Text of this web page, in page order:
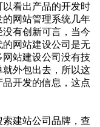
以看出产品的开发时
网站管理系统几年
有创新可言，当今
网站建设公司是无
站建设公司没有技
外包出去，所以这
开发的信息，这点
建站公司品牌，查